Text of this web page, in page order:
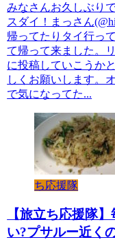
みなさんお久しぶり
スダイ！まっさん
帰ってたりタイ行っ
て帰って来ました。
に投稿していこうか
しくお願いします。
で気になってた...
ち応援隊
【旅立ち応援隊
い?プサルー近く